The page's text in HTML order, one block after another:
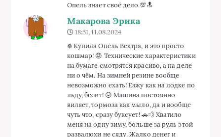
Опель знает своё дело.💯🔝
Макарова Эрика
18:31, 11.08.2024
❄️ Купила Опель Вектра, и это просто
кошмар! 😡 Технические характеристики
на бумаге смотрятся красиво, а на деле
ни о чём. На зимней резине вообще
невозможно ехать! Езжу как на лодке по
льду, бесит! ☹️ Машина постоянно
виляет, тормоза как мыло, да и вообще
чуть что, сразу буксует! 🚗💨 Хватило
меня на одну зиму, больше за руль этой
развалюхи не сяду. Жалко денег и